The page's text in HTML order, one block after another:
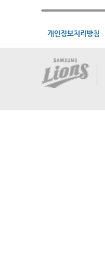
개인정보처리방침